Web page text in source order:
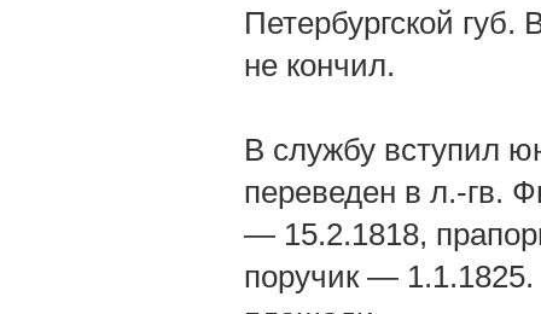
Петербургской губ.
не кончил.
В службу вступил
переведен в л.-гв.
— 15.2.1818,
поручик — 1.1.1825.